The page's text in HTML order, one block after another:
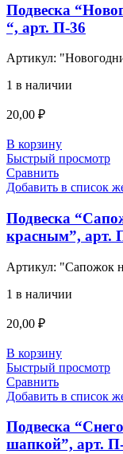
Подвеска
“, арт. П-36
Артикул:
1 в наличии
20,00 ₽
В корзину
Быстрый просмотр
Сравнить
Добавить в список
Подвеска
красным”, арт.
Артикул: "Сапожок
1 в наличии
20,00 ₽
В корзину
Быстрый просмотр
Сравнить
Добавить в список
Подвеска
шапкой”, арт.